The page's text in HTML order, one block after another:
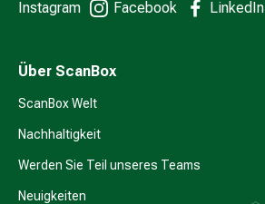
Instagram Facebook LinkedIn
Über ScanBox
ScanBox Welt
Nachhaltigkeit
Werden Sie Teil unseres Teams
Neuigkeiten